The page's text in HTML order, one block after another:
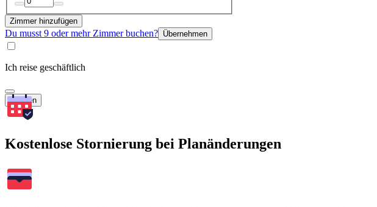
Zimmer hinzufügen
Du musst 9 oder mehr Zimmer buchen? Übernehmen
Ich reise geschäftlich
Suchen
Kostenlose Stornierung bei Planänderungen